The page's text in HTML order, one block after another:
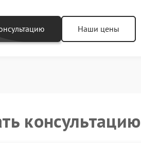
Наши цены
консультацию